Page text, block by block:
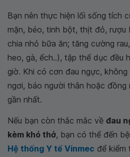
Bạn nên thực hiện lối sống tích
mặn, béo, tinh bột, thịt đỏ, rượu
chia nhỏ bữa ăn; tăng cường
heo, gà, ếch..), tập thể dục đều
giờ. Khi có cơn đau ngực,
ngơi, báo người thân hoặc đồng
gần nhất.
Nếu bạn còn thắc mắc về đau
kèm khó thở, bạn có thể đến
Hệ thống Y tế Vinmec để kiểm